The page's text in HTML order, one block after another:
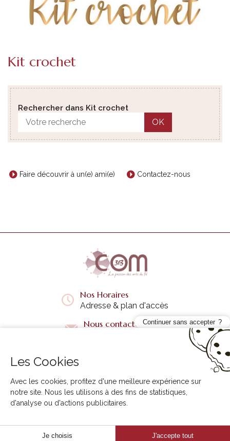
Kit crochet
Rechercher dans Kit crochet
OK
Faire découvrir à un(e) ami(e) Contactez-nous
Nos Horaires
Adresse & plan d'accès
Nous contacter
Liens utiles +
Continuer sans accepter
Les Cookies
Avec les cookies, profitez d'une meilleure expérience sur
notre site. Nous les utilisons à des fins de statistiques,
d'analyse ou d'actions publicitaires.
Je choisis J'accepte tout